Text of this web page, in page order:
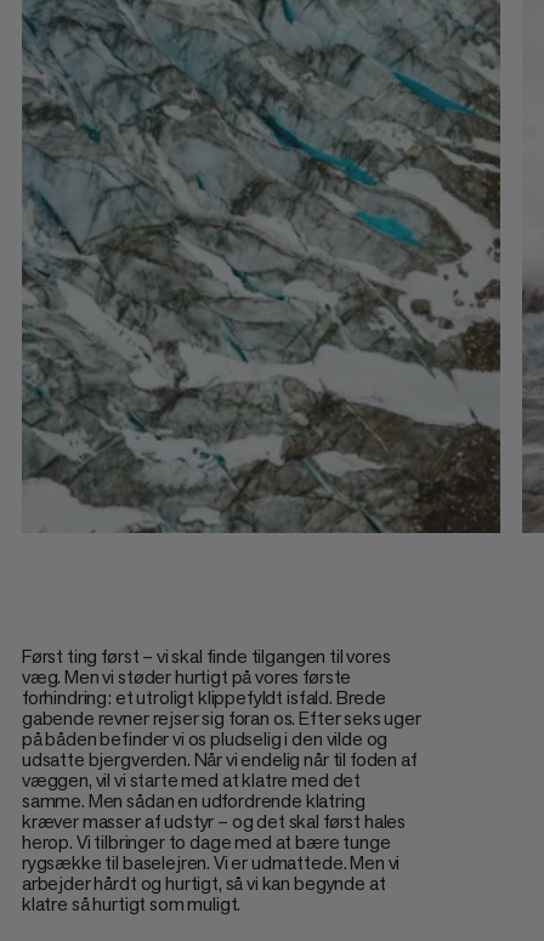
Først ting først – vi skal finde tilgangen til vores
væg. Men vi støder hurtigt på vores første
forhindring: et utroligt klippefyldt isfald. Brede
gabende revner rejser sig foran os. Efter seks uger
på båden befinder vi os pludselig i den vilde og
udsatte bjergverden. Når vi endelig når til foden af
væggen, vil vi starte med at klatre med det
samme. Men sådan en udfordrende klatring
kræver masser af udstyr – og det skal først hales
herop. Vi tilbringer to dage med at bære tunge
rygsække til baselejren. Vi er udmattede. Men vi
arbejder hårdt og hurtigt, så vi kan begynde at
klatre så hurtigt som muligt.